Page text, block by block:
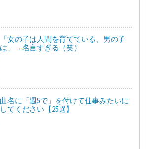
「女の子は人間を育てている、男の子
は」→名言すぎる（笑）
曲名に「週5で」を付けて仕事みたいに
してください【25選】